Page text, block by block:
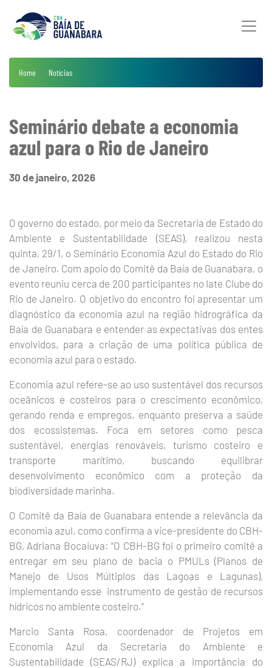
Home Notícias
Seminário debate a economia
azul para o Rio de Janeiro
30 de janeiro, 2026
O governo do estado, por meio da Secretaria de Estado do
Ambiente e Sustentabilidade (SEAS), realizou nesta
quinta, 29/1, o Seminário Economia Azul do Estado do Rio
de Janeiro. Com apoio do Comitê da Baía de Guanabara, o
evento reuniu cerca de 200 participantes no Iate Clube do
Rio de Janeiro. O objetivo do encontro foi apresentar um
diagnóstico da economia azul na região hidrográfica da
Baía de Guanabara e entender as expectativas dos entes
envolvidos, para a criação de uma política pública de
economia azul para o estado.
Economia azul refere-se ao uso sustentável dos recursos
oceânicos e costeiros para o crescimento econômico,
gerando renda e empregos, enquanto preserva a saúde
dos ecossistemas. Foca em setores como pesca
sustentável, energias renováveis, turismo costeiro e
transporte marítimo, buscando equilibrar
desenvolvimento econômico com a proteção da
biodiversidade marinha.
O Comitê da Baía de Guanabara entende a relevância da
economia azul, como confirma a vice-presidente do CBH-
BG, Adriana Bocaiuva: “O CBH-BG foi o primeiro comitê a
entregar em seu plano de bacia o PMULs (Planos de
Manejo de Usos Múltiplos das Lagoas e Lagunas),
implementando esse instrumento de gestão de recursos
hídricos no ambiente costeiro.”
Marcio Santa Rosa, coordenador de Projetos em
Economia Azul da Secretaria do Ambiente e
Sustentabilidade (SEAS/RJ) explica a importância do